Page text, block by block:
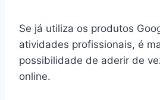
Se já utiliza os produtos
atividades profissionais, é
possibilidade de aderir de
online.